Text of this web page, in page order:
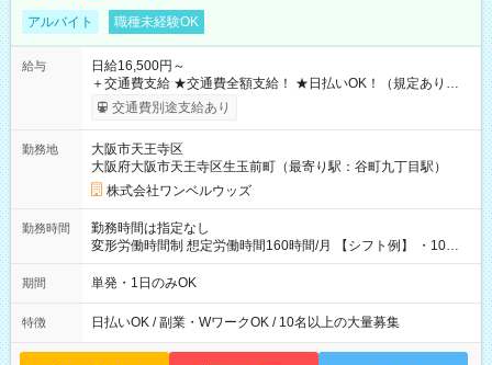
アルバイト 職種未経験OK
給与
日給16,500円～
＋交通費支給 ★交通費全額支給！ ★日払いOK！（規定あり） ┗
働いたその日に現金GET♪ お仕事後はコンビニATMから 日払
交通費別途支給あり
勤務地
大阪市天王寺区
大阪府大阪市天王寺区生玉前町（最寄り駅：谷町九丁目駅）
株式会社ワンベルウッズ
勤務時間
勤務時間は指定なし
変形労働時間制 想定労働時間160時間/月 【シフト例】 ・10：
00～20：00
期間 単発・1日のみOK
特徴 日払いOK / 副業・WワークOK / 10名以上の大量募集